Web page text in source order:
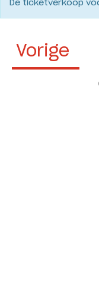
De ticketverkoop
Vorige